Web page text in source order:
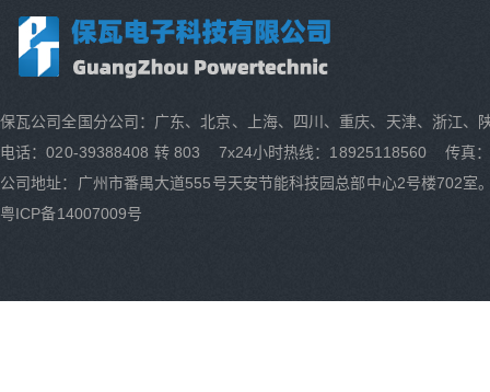
保瓦公司全国分公司：广东、北京、上海、四川、重庆、天津、浙江
电话：020-39388408 转 803 7x24小时热线：18925118560 传真
公司地址：广州市番禺大道555号天安节能科技园总部中心2号楼702室
粤ICP备14007009号